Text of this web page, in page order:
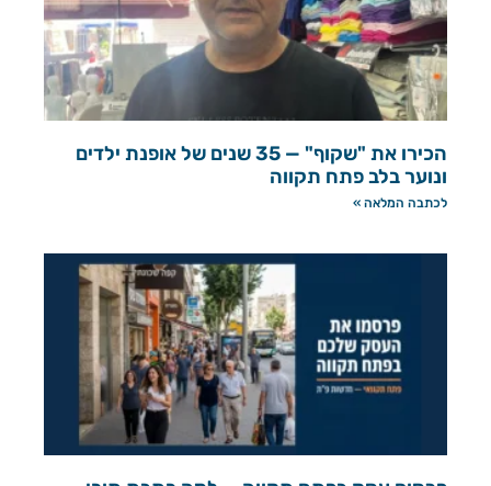
הכירו את "שקוף" — 35 שנים של אופנת ילדים
ונוער בלב פתח תקווה
לכתבה המלאה »